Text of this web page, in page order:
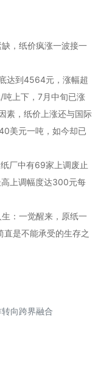
，纸价疯涨一波接一
到4564元，涨幅超
上下，7月中旬已涨
素，纸价上涨还与国际
美元一吨，如今却已
厂中有69家上调废止
上调幅度达300元每
：一觉醒来，原纸一
是不能承受的生存之
向跨界融合